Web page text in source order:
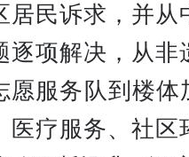
居民诉求，并从
逐项解决，从
愿服务队到楼
医疗服务、社区